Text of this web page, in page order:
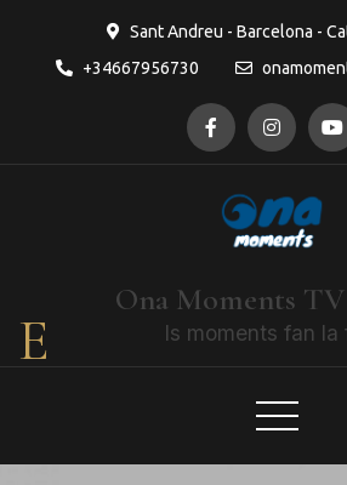
Sant Andreu - Barcelona -
+34667956730
Ona Moments
E ls moments fan la